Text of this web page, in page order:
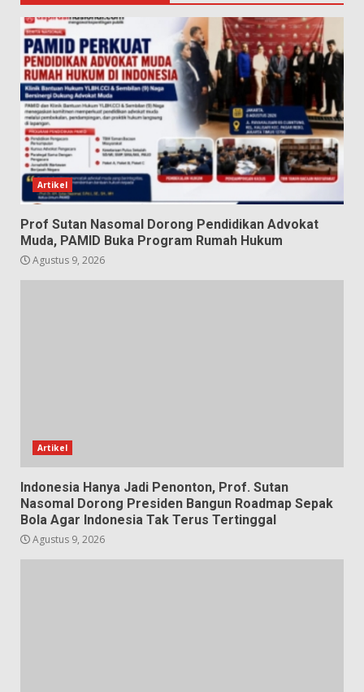
Artikel
Prof Sutan Nasomal Dorong Pendidikan Advokat
Muda, PAMID Buka Program Rumah Hukum
Agustus 9, 2026
Artikel
Indonesia Hanya Jadi Penonton, Prof. Sutan
Nasomal Dorong Presiden Bangun Roadmap Sepak
Bola Agar Indonesia Tak Terus Tertinggal
Agustus 9, 2026